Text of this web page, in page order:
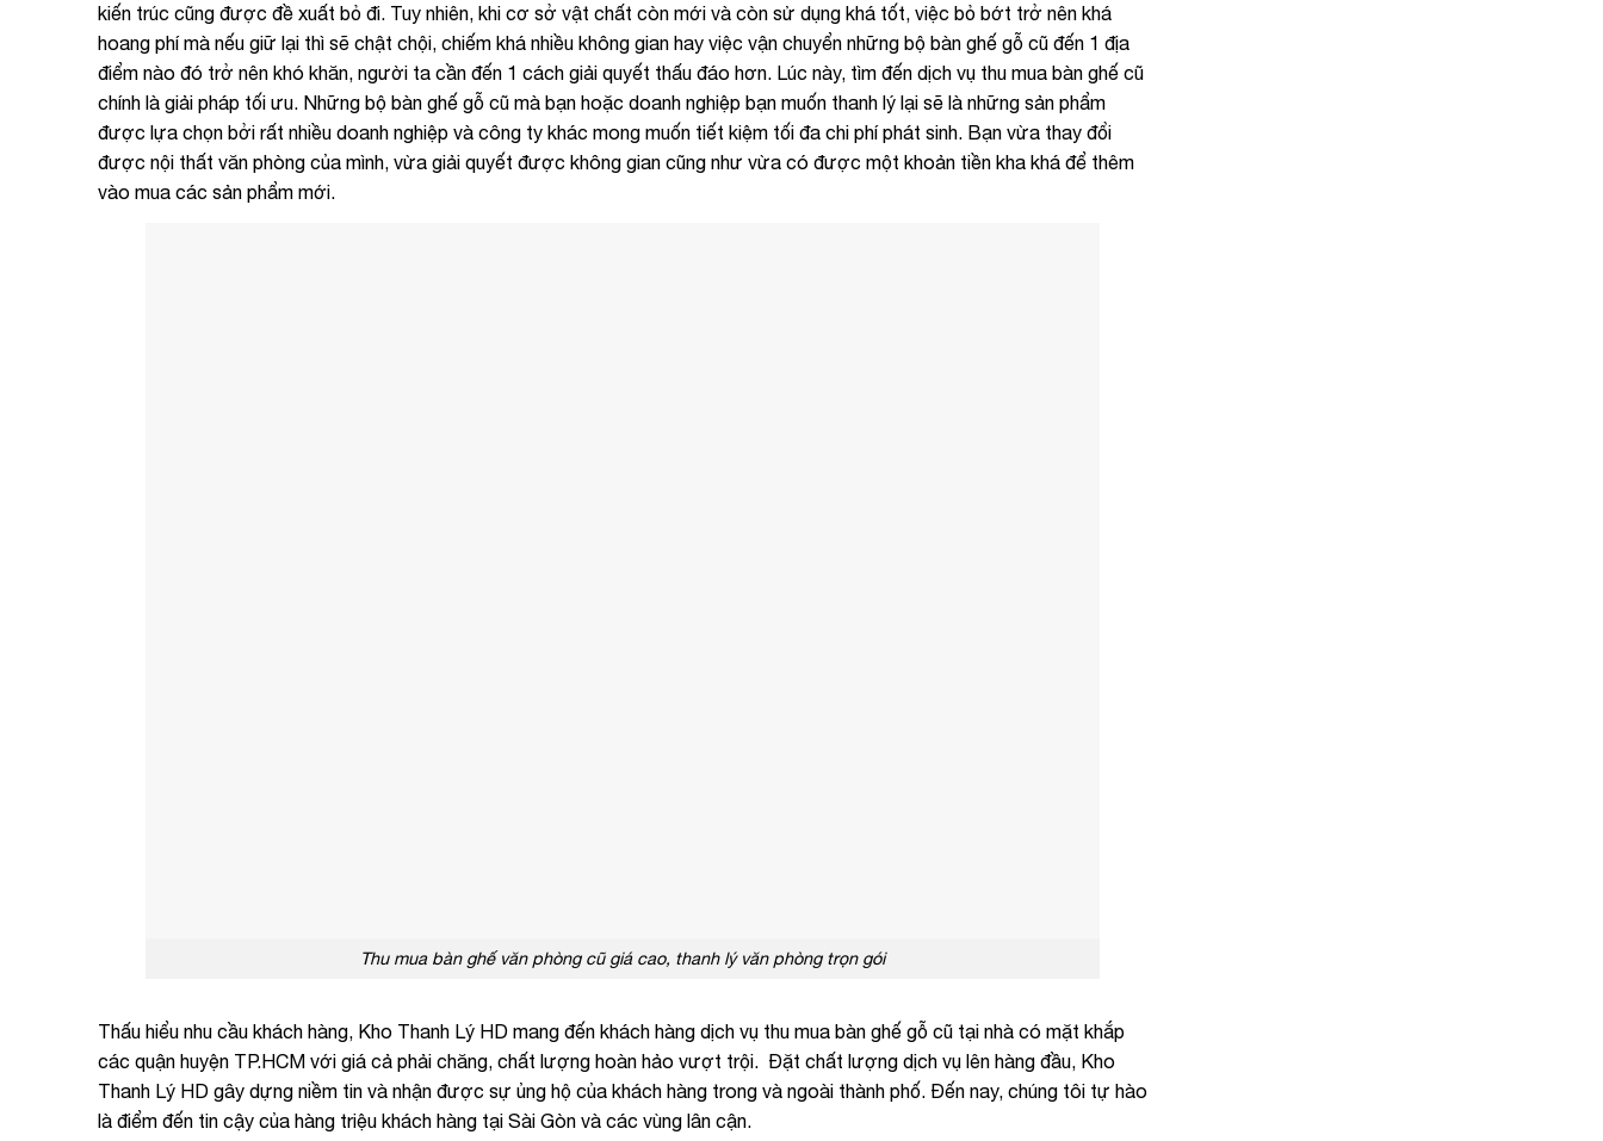
kiến trúc cũng được đề xuất bỏ đi. Tuy nhiên, khi cơ sở vật chất còn mới và còn sử dụng khá tốt, việc bỏ bớt trở nên khá
hoang phí mà nếu giữ lại thì sẽ chật chội, chiếm khá nhiều không gian hay việc vận chuyển những bộ bàn ghế gỗ cũ đến 1 địa
điểm nào đó trở nên khó khăn, người ta cần đến 1 cách giải quyết thấu đáo hơn. Lúc này, tìm đến dịch vụ thu mua bàn ghế cũ
chính là giải pháp tối ưu. Những bộ bàn ghế gỗ cũ mà bạn hoặc doanh nghiệp bạn muốn thanh lý lại sẽ là những sản phẩm
được lựa chọn bởi rất nhiều doanh nghiệp và công ty khác mong muốn tiết kiệm tối đa chi phí phát sinh. Bạn vừa thay đổi
được nội thất văn phòng của mình, vừa giải quyết được không gian cũng như vừa có được một khoản tiền kha khá để thêm
vào mua các sản phẩm mới.
Thu mua bàn ghế văn phòng cũ giá cao, thanh lý văn phòng trọn gói
Thấu hiểu nhu cầu khách hàng, Kho Thanh Lý HD mang đến khách hàng dịch vụ thu mua bàn ghế gỗ cũ tại nhà có mặt khắp
các quận huyện TP.HCM với giá cả phải chăng, chất lượng hoàn hảo vượt trội. Đặt chất lượng dịch vụ lên hàng đầu, Kho
Thanh Lý HD gây dựng niềm tin và nhận được sự ủng hộ của khách hàng trong và ngoài thành phố. Đến nay, chúng tôi tự hào
là điểm đến tin cậy của hàng triệu khách hàng tại Sài Gòn và các vùng lân cận.